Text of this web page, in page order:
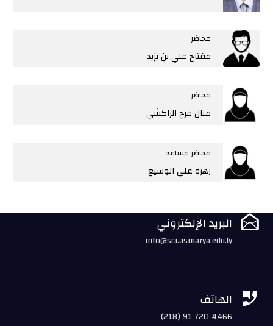
محاضر
مفتاح علي بن يزيد
محاضر
منال فرج الراكشي
محاضر مساعد
زهرة علي الوسيع
 البريد الإلكتروني
info@sci.asmarya.edu.ly
 الهاتف
(218) 91 720 4466